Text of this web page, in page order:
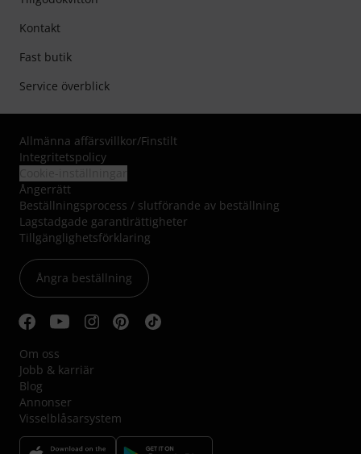
Kontakt
Fast butik
Service överblick
Allmänna affärsvillkor/Finstilt
Integritetspolicy
Ångerrätt
Beställningsprocess / slutförande av beställning
Lagstadgade garantirättigheter
Tillgänglighetsförklaring
Ångra beställning
Om oss
Jobb & karriär
Blog
Annonser
Visselblåsarsystem